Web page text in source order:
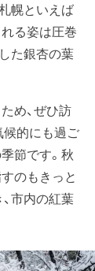
幌といえば
る姿は圧巻
た銀杏の葉
め、ぜひ訪
候的にも過ご
節です。秋
のもきっと
市内の紅葉